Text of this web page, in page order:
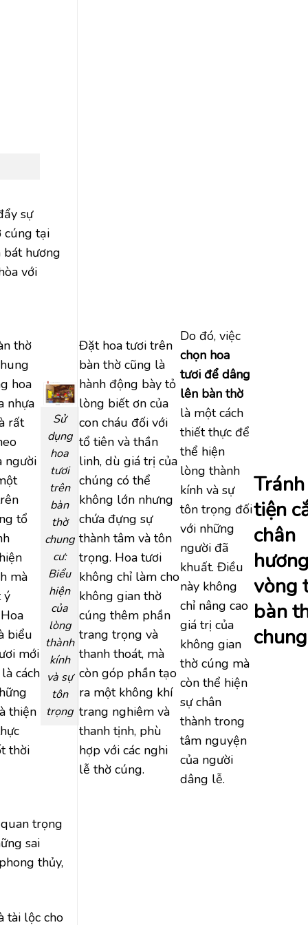
sự
cúng tại
bát hương
với
thờ
hoa
nhựa
rất
người
tổ
mà
ý
biểu
mới
cách
thiện
thời
Sử
dụng
hoa
tươi
trên
bàn
thờ
chung
cư:
Biểu
hiện
của
lòng
thành
kính
và sự
tôn
trọng
Đặt hoa tươi trên
bàn thờ cũng là
hành động bày tỏ
lòng biết ơn của
con cháu đối với
tổ tiên và thần
linh, dù giá trị của
chúng có thể
không lớn nhưng
chứa đựng sự
thành tâm và tôn
trọng. Hoa tươi
không chỉ làm cho
không gian thờ
cúng thêm phần
trang trọng và
thanh thoát, mà
còn góp phần tạo
ra một không khí
trang nghiêm và
thanh tịnh, phù
hợp với các nghi
lễ thờ cúng.
Do đó, việc
chọn hoa
tươi để dâng
lên bàn thờ
là một cách
thiết thực để
thể hiện
lòng thành
kính và sự
tôn trọng đối
với những
người đã
khuất. Điều
này không
chỉ nâng cao
giá trị của
không gian
thờ cúng mà
còn thể hiện
sự chân
thành trong
tâm nguyện
của người
dâng lễ.
tiện
chân
vòng
bàn
trọng
sai
thủy,
tài lộc cho